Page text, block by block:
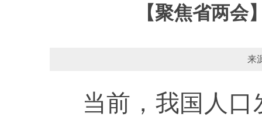
【聚焦省两
来
当前，我国人